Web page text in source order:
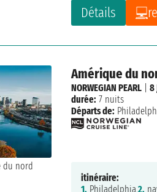
Détails
Amérique du
NORWEGIAN PEARL |8
durée: 7 nuits
Départs de:
itinéraire:
1. Philadelphia,2.